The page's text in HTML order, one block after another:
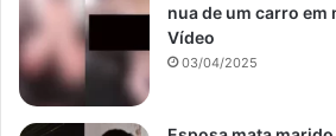
nua de um carro em
Vídeo
03/04/2025